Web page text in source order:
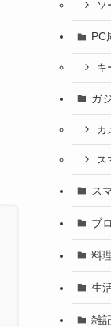
ソ
PC
キ
ガ
カ
ス
ス
ブ
料
生
雑